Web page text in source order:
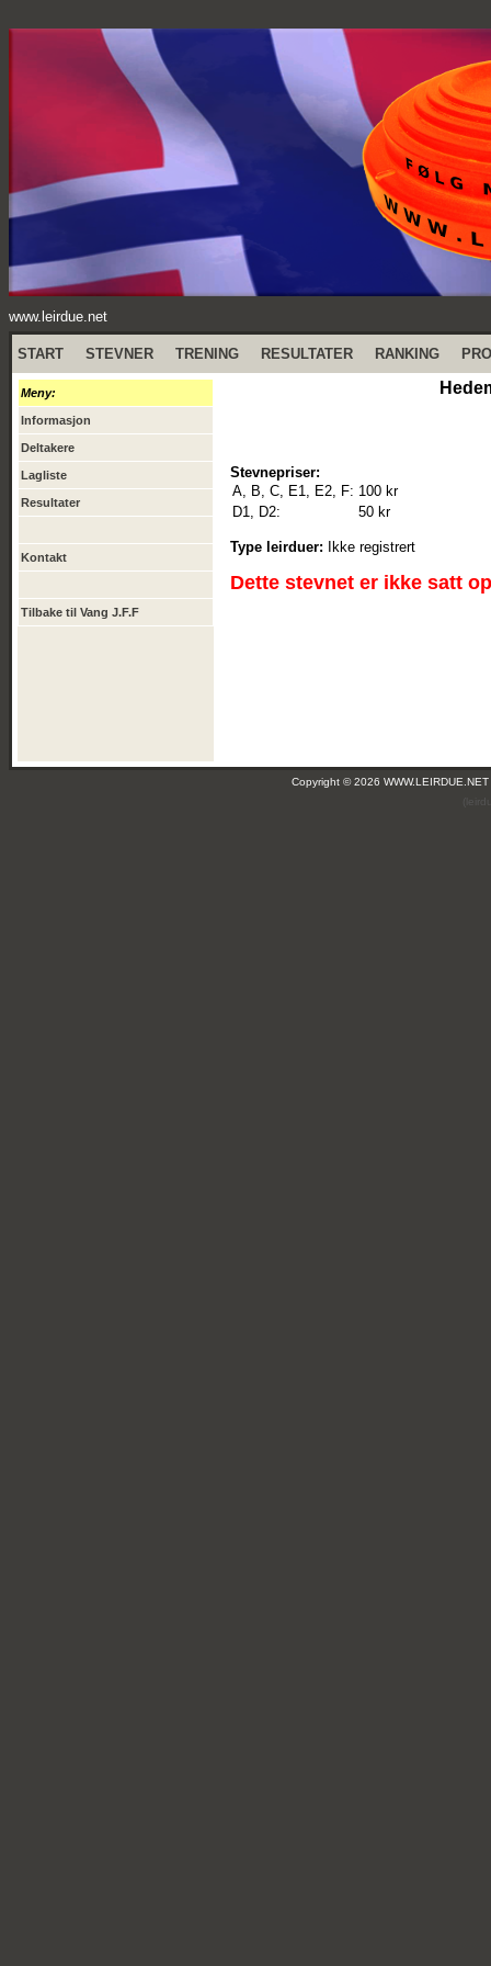
www.leirdue.net
START STEVNER TRENING RESULTATER RANKING
Meny:
Informasjon
Deltakere
Lagliste
Resultater
Kontakt
Tilbake til Vang J.F.F
Stevnepriser:
A, B, C, E1, E2, F: 100 kr
D1, D2:
50 kr
Type leirduer: Ikke registrert
Dette stevnet er ikke satt
Copyright © 2026